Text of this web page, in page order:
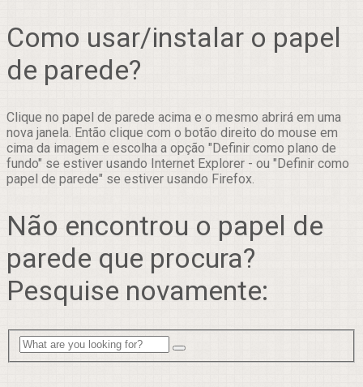
Como usar/instalar o papel
de parede?
Clique no papel de parede acima e o mesmo abrirá em uma
nova janela. Então clique com o botão direito do mouse em
cima da imagem e escolha a opção "Definir como plano de
fundo" se estiver usando Internet Explorer - ou "Definir como
papel de parede" se estiver usando Firefox.
Não encontrou o papel de
parede que procura?
Pesquise novamente: